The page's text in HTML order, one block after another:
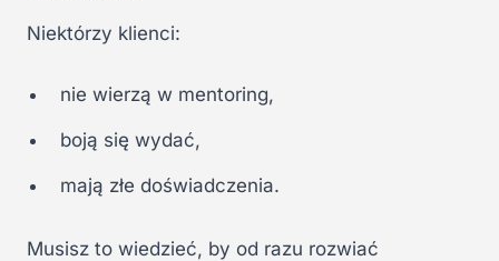
Niektórzy klienci:
nie wierzą w mentoring,
boją się wydać,
mają złe doświadczenia.
Musisz to wiedzieć, by od razu rozwiać